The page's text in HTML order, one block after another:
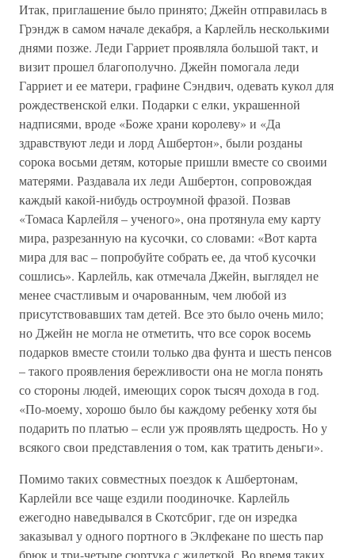
Итак, приглашение было принято; Джейн отправилась в
Грэндж в самом начале декабря, а Карлейль несколькими
днями позже. Леди Гарриет проявляла большой такт, и
визит прошел благополучно. Джейн помогала леди
Гарриет и ее матери, графине Сэндвич, одевать кукол для
рождественской елки. Подарки с елки, украшенной
надписями, вроде «Боже храни королеву» и «Да
здравствуют леди и лорд Ашбертон», были розданы
сорока восьми детям, которые пришли вместе со своими
матерями. Раздавала их леди Ашбертон, сопровождая
каждый какой-нибудь остроумной фразой. Позвав
«Томаса Карлейля – ученого», она протянула ему карту
мира, разрезанную на кусочки, со словами: «Вот карта
мира для вас – попробуйте собрать ее, да чтоб кусочки
сошлись». Карлейль, как отмечала Джейн, выглядел не
менее счастливым и очарованным, чем любой из
присутствовавших там детей. Все это было очень мило;
но Джейн не могла не отметить, что все сорок восемь
подарков вместе стоили только два фунта и шесть пенсов
– такого проявления бережливости она не могла понять
со стороны людей, имеющих сорок тысяч дохода в год.
«По-моему, хорошо было бы каждому ребенку хотя бы
подарить по платью – если уж проявлять щедрость. Но у
всякого свои представления о том, как тратить деньги».
Помимо таких совместных поездок к Ашбертонам,
Карлейли все чаще ездили поодиночке. Карлейль
ежегодно наведывался в Скотсбриг, где он изредка
заказывал у одного портного в Эклфекане по шесть пар
брюк и три-четыре сюртука с жилеткой. Во время таких